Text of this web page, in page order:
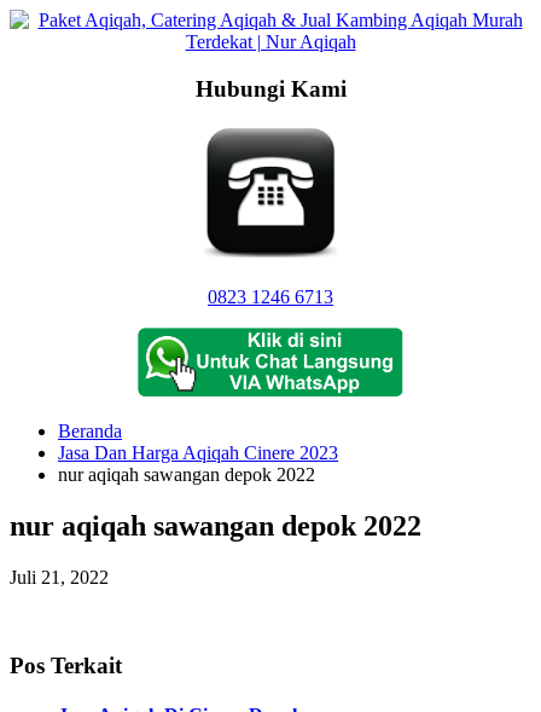
Langsung
Hubungi Kami
0823 1246 6713
Beranda
Jasa Dan Harga Aqiqah Cinere 2023
nur aqiqah sawangan depok 2022
nur aqiqah sawangan depok 2022
Juli 21, 2022
Pos Terkait